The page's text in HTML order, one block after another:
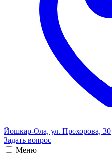
Йошкар-Ола, ул. Прохорова, 30
Задать вопрос
Меню